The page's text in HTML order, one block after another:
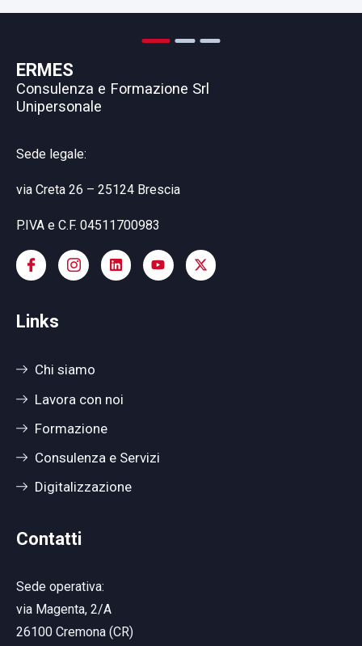
ERMES
Consulenza e Formazione Srl
Unipersonale
Sede legale:
via Creta 26 – 25124 Brescia
P.IVA e C.F. 04511700983
Links
Chi siamo
Lavora con noi
Formazione
Consulenza e Servizi
Digitalizzazione
Contatti
Sede operativa:
via Magenta, 2/A
26100 Cremona (CR)